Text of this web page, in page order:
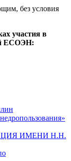
без условия
участия в
ЕСОЭН:
ИМЕНИ Н.Н.